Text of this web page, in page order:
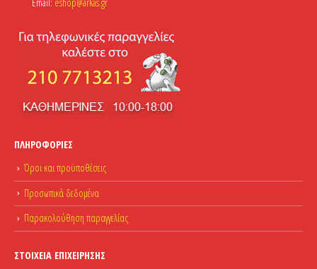
ΠΛΗΡΟΦΟΡΊΕΣ
Όροι και προϋποθέσεις
Προσωπικά δεδομένα
Παρακολούθηση παραγγελίας
ΣΤΟΙΧΕΊΑ ΕΠΙΧΕΊΡΗΣΗΣ